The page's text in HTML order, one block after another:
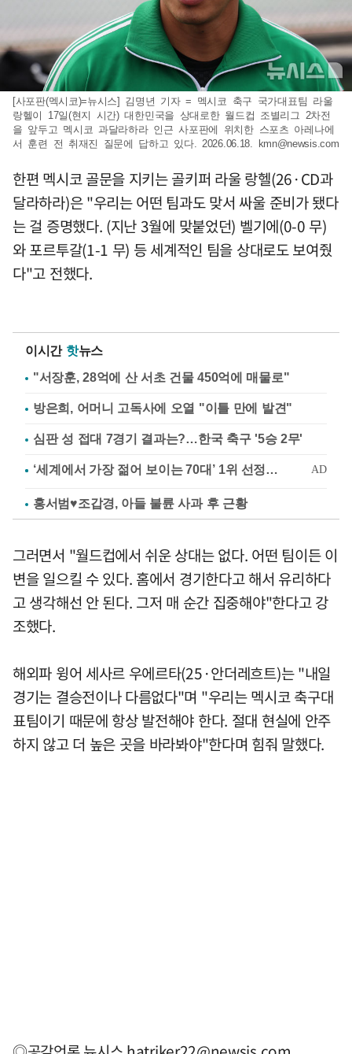
[사포판(멕시코)=뉴시스] 김명년 기자 = 멕시코 축구 국가대표팀 라울
랑헬이 17일(현지 시간) 대한민국을 상대로한 월드컵 조별리그 2차전
을 앞두고 멕시코 과달라하라 인근 사포판에 위치한 스포츠 아레나에
서 훈련 전 취재진 질문에 답하고 있다. 2026.06.18.
kmn@newsis.com
한편 멕시코 골문을 지키는 골키퍼 라울 랑헬(26·CD과
달라하라)은 "우리는 어떤 팀과도 맞서 싸울 준비가 됐다
는 걸 증명했다. (지난 3월에 맞붙었던) 벨기에(0-0 무)
와 포르투갈(1-1 무) 등 세계적인 팀을 상대로도 보여줬
다"고 전했다.
이시간 핫뉴스
"서장훈, 28억에 산 서초 건물 450억에 매물로"
방은희, 어머니 고독사에 오열 "이틀 만에 발견"
심판 성 접대 7경기 결과는?…한국 축구 '5승 2무'
홍서범♥조갑경, 아들 불륜 사과 후 근황
그러면서 "월드컵에서 쉬운 상대는 없다. 어떤 팀이든 이
변을 일으킬 수 있다. 홈에서 경기한다고 해서 유리하다
고 생각해선 안 된다. 그저 매 순간 집중해야"한다고 강
조했다.
해외파 윙어 세사르 우에르타(25·안더레흐트)는 "내일
경기는 결승전이나 다름없다"며 "우리는 멕시코 축구대
표팀이기 때문에 항상 발전해야 한다. 절대 현실에 안주
하지 않고 더 높은 곳을 바라봐야"한다며 힘줘 말했다.